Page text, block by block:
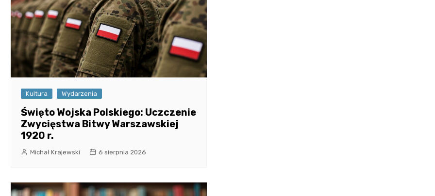
Kultura Wydarzenia
Święto Wojska Polskiego: Uczczenie
Zwycięstwa Bitwy Warszawskiej
1920 r.
Michał Krajewski 6 sierpnia 2026